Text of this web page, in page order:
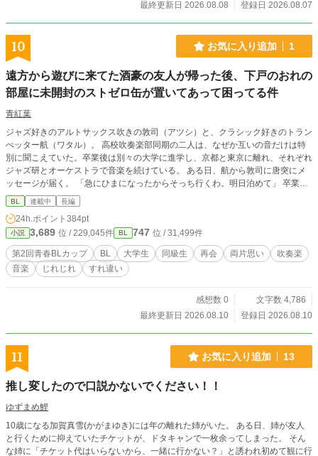
最終更新日 2026.08.08
登録日 2026.08.07
10 お気に入り追加 1
遠方から遊びに来てた酒豪の友人が帰った後、下戸のおれの
部屋に未開封のストゼロ缶が置いてあって困ってる件
青紅葉
ジャズ好きのアルトサックス吹きの敦司（アツシ）と、クラシック好きのトラン
ぺッター航（ワタル）。 高校吹奏楽部同期の二人は、なぜか互いの音だけは特
別に聞こえていた。卒業後は別々の大学に進学し、京都と東京に離れ、それぞれ
ジャズ研とオーケストラで音楽を続けている。 ある日、航から敦司に唐突にメ
ッセージが届く。 「急にひまになったからそっち行くわ。明日泊めて」 卒業以
来の再会。初日は京都市内を遊び歩き、敦司のアパートで部屋飲み。下戸の敦司
と酒豪の航、何も起きないはずがなく――？ 二日目は楽器持参で鴨川へ。二人
の即席セッションが始まる。自由奔放なサックスと、規律正しく華やかなトラン
ペットが、時にぶつかり合い、時に共鳴する。まるで音で会話するように。 最
終日、セッションの余韻を胸に、それぞれの日常へ戻っていく二人。何も変わら
なかったのか、何かが変わったのか。そして、敦司の部屋に最後に残されたもの
は―― 音は雄弁なのに、言葉は不器用すぎる二人の、名前のつかない感情をめ
BL 連載中 長編
24h.ポイント 384pt
小説 3,689 位 / 229,045件 BL 747 位 / 31,499件
第2回青春BLカップ BL 大学生 同級生 再会 両片思い
吹奏楽
音楽
じれじれ すれ違い
感想数 0
文字数 4,786
最終更新日 2026.08.10
登録日 2026.08.10
11 お気に入り追加 13
推し変したので口説かないでください！！
ゆずまめ鯉
10歳になる加賀真雪(かがまゆき)には年の離れた姉がいた。 ある日、姉が友人
と行くために抑えていたチケットが、ドタキャンで一枚余ってしまった。 そん
な姉に「チケット代はいらないから、一緒に行かない？」と誘われ初めて観に行